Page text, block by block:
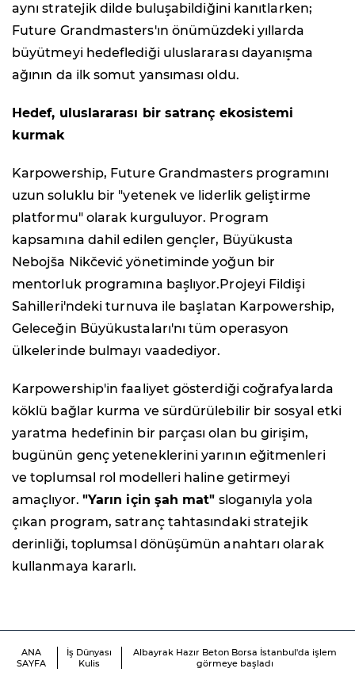
aynı stratejik dilde buluşabildiğini kanıtlarken;
Future Grandmasters'ın önümüzdeki yıllarda
büyütmeyi hedeflediği uluslararası dayanışma
ağının da ilk somut yansıması oldu.
Hedef, uluslararası bir satranç ekosistemi
kurmak
Karpowership, Future Grandmasters programını
uzun soluklu bir "yetenek ve liderlik geliştirme
platformu" olarak kurguluyor. Program
kapsamına dahil edilen gençler, Büyükusta
Nebojša Nikčević yönetiminde yoğun bir
mentorluk programına başlıyor.Projeyi Fildişi
Sahilleri'ndeki turnuva ile başlatan Karpowership,
Geleceğin Büyükustaları'nı tüm operasyon
ülkelerinde bulmayı vaadediyor.
Karpowership'in faaliyet gösterdiği coğrafyalarda
köklü bağlar kurma ve sürdürülebilir bir sosyal etki
yaratma hedefinin bir parçası olan bu girişim,
bugünün genç yeteneklerini yarının eğitmenleri
ve toplumsal rol modelleri haline getirmeyi
amaçlıyor. "Yarın için şah mat" sloganıyla yola
çıkan program, satranç tahtasındaki stratejik
derinliği, toplumsal dönüşümün anahtarı olarak
kullanmaya kararlı.
ANA
SAYFA
İş Dünyası
Kulis
Albayrak Hazır Beton Borsa İstanbul'da işlem
görmeye başladı